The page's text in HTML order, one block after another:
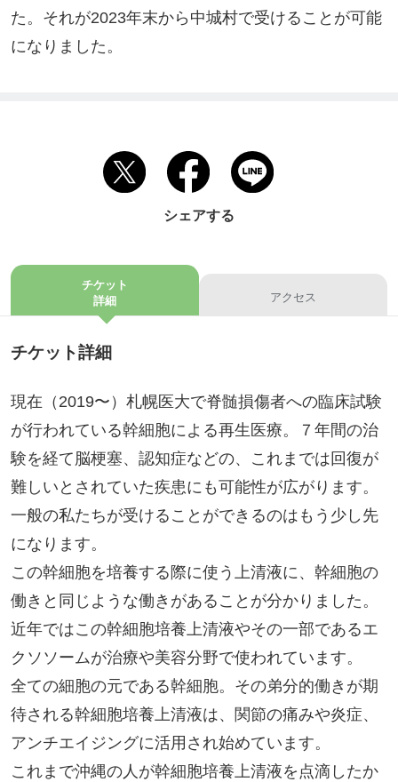
た。それが2023年末から中城村で受けることが可能
になりました。
シェアする
チケット
詳細
アクセス
チケット詳細
現在（2019〜）札幌医大で脊髄損傷者への臨床試験
が行われている幹細胞による再生医療。７年間の治
験を経て脳梗塞、認知症などの、これまでは回復が
難しいとされていた疾患にも可能性が広がります。
一般の私たちが受けることができるのはもう少し先
になります。
この幹細胞を培養する際に使う上清液に、幹細胞の
働きと同じような働きがあることが分かりました。
近年ではこの幹細胞培養上清液やその一部であるエ
クソソームが治療や美容分野で使われています。
全ての細胞の元である幹細胞。その弟分的働きが期
待される幹細胞培養上清液は、関節の痛みや炎症、
アンチエイジングに活用され始めています。
これまで沖縄の人が幹細胞培養上清液を点滴したか